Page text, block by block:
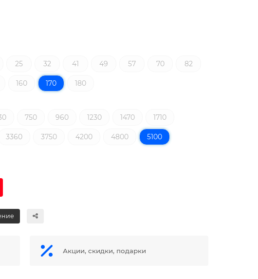
25 32 41 49 57 70 82
160 170 180
750 960 1230 1470 1710
3360 3750 4200 4800 5100
Акции, скидки, подарки